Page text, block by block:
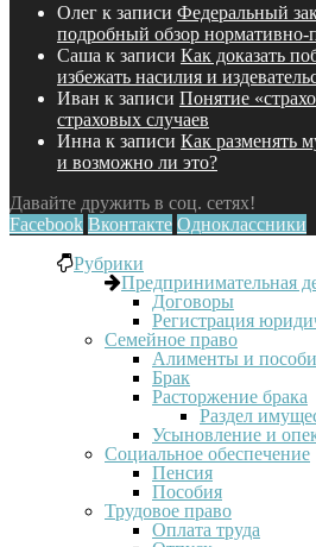
Олег к записи Федеральный
подробный обзор нормативно-
Саша к записи Как доказать
избежать насилия и
Иван к записи Понятие
страховых случаев
Инна к записи Как разменять
и возможно ли это?
Давайте дружить в соц. сетях!
Facebook Вконтакте Одноклассники
Рубрики
Предпринимательная
Договоры
Регистрация
Семейное право
Алименты и
Брак
Расторжение брака
Раздел
Усыновление и
Социальное обеспечение
Пенсия
Пособия
Трудовое право
Оплата труда